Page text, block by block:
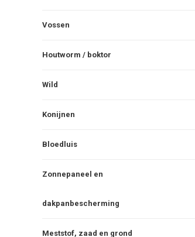
Vossen
Houtworm / boktor
Wild
Konijnen
Bloedluis
Zonnepaneel en
dakpanbescherming
Meststof, zaad en grond